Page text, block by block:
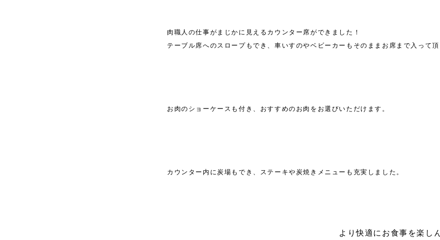
肉職人の仕事がまじかに見えるカウンター席ができました！
テーブル席へのスロープもでき、車いすのやベビーカーもそのままお席まで入って
お肉のショーケースも付き、おすすめのお肉をお選びいただけます。
カウンター内に炭場もでき、ステーキや炭焼きメニューも充実しました。
より快適にお食事を楽し